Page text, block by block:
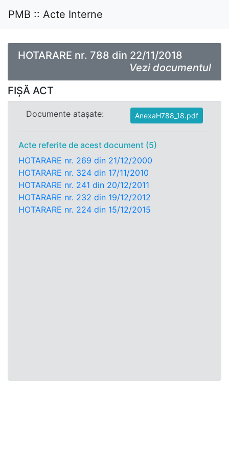
PMB :: Acte Interne
HOTARARE nr. 788 din 22/11/2018
Vezi documentul
FIȘĂ ACT
Documente atașate: AnexaH788_18.pdf
Acte referite de acest document (5)
HOTARARE nr. 269 din 21/12/2000
HOTARARE nr. 324 din 17/11/2010
HOTARARE nr. 241 din 20/12/2011
HOTARARE nr. 232 din 19/12/2012
HOTARARE nr. 224 din 15/12/2015